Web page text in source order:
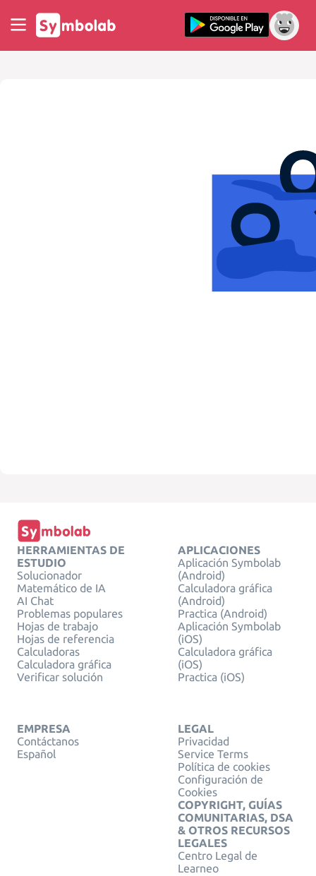
HERRAMIENTAS DE
ESTUDIO
Solucionador
Matemático de IA
AI Chat
Problemas populares
Hojas de trabajo
Hojas de referencia
Calculadoras
Calculadora gráfica
Verificar solución
APLICACIONES
Aplicación Symbolab
(Android)
Calculadora gráfica
(Android)
Practica (Android)
Aplicación Symbolab
(iOS)
Calculadora gráfica
(iOS)
Practica (iOS)
EMPRESA
Contáctanos
Español
LEGAL
Privacidad
Service Terms
Política de cookies
Configuración de
Cookies
COPYRIGHT, GUÍAS
COMUNITARIAS, DSA
& OTROS RECURSOS
LEGALES
Centro Legal de
Learneo